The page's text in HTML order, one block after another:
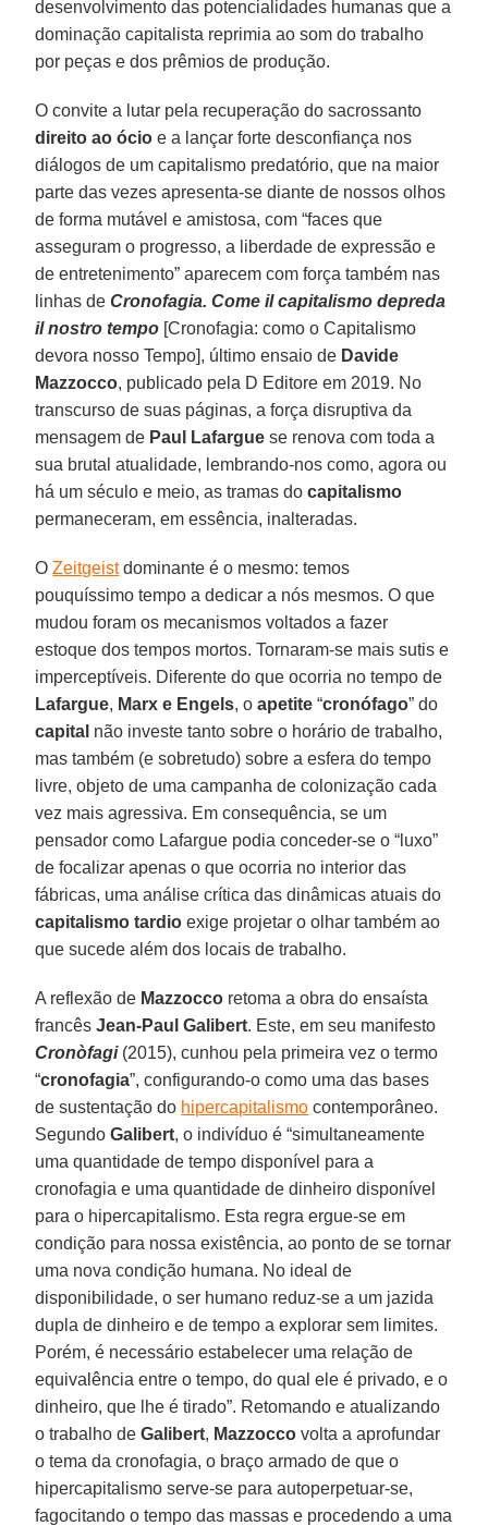
desenvolvimento das potencialidades humanas que a
dominação capitalista reprimia ao som do trabalho
por peças e dos prêmios de produção.
O convite a lutar pela recuperação do sacrossanto
direito ao ócio e a lançar forte desconfiança nos
diálogos de um capitalismo predatório, que na maior
parte das vezes apresenta-se diante de nossos olhos
de forma mutável e amistosa, com “faces que
asseguram o progresso, a liberdade de expressão e
de entretenimento” aparecem com força também nas
linhas deCronofagia. Come il capitalismo depreda
il nostro tempo [Cronofagia: como o Capitalismo
devora nosso Tempo], último ensaio de Davide
Mazzocco, publicado pela D Editore em 2019. No
transcurso de suas páginas, a força disruptiva da
mensagem de Paul Lafargue se renova com toda a
sua brutal atualidade, lembrando-nos como, agora ou
há um século e meio, as tramas docapitalismo
permaneceram, em essência, inalteradas.
OZeitgeistdominante é o mesmo: temos
pouquíssimo tempo a dedicar a nós mesmos. O que
mudou foram os mecanismos voltados a fazer
estoque dos tempos mortos. Tornaram-se mais sutis e
imperceptíveis. Diferente do que ocorria no tempo de
Lafargue, Marx e Engels, oapetite “cronófago” do
capital não investe tanto sobre o horário de trabalho,
mas também (e sobretudo) sobre a esfera do tempo
livre, objeto de uma campanha de colonização cada
vez mais agressiva. Em consequência, se um
pensador como Lafargue podia conceder-se o “luxo”
de focalizar apenas o que ocorria no interior das
fábricas, uma análise crítica das dinâmicas atuais do
capitalismo tardio exige projetar o olhar também ao
que sucede além dos locais de trabalho.
A reflexão de Mazzocco retoma a obra do ensaísta
francêsJean-Paul Galibert. Este, em seu manifesto
Cronòfagi (2015), cunhou pela primeira vez o termo
“cronofagia”, configurando-o como uma das bases
de sustentação do hipercapitalismo contemporâneo.
SegundoGalibert, o indivíduo é “simultaneamente
uma quantidade de tempo disponível para a
cronofagia e uma quantidade de dinheiro disponível
para o hipercapitalismo. Esta regra ergue-se em
condição para nossa existência, ao ponto de se tornar
uma nova condição humana. No ideal de
disponibilidade, o ser humano reduz-se a um jazida
dupla de dinheiro e de tempo a explorar sem limites.
Porém, é necessário estabelecer uma relação de
equivalência entre o tempo, do qual ele é privado, e o
dinheiro, que lhe é tirado”. Retomando e atualizando
o trabalho deGalibert, Mazzocco volta a aprofundar
o tema da cronofagia, o braço armado de que o
hipercapitalismo serve-se para autoperpetuar-se,
fagocitando o tempo das massas e procedendo a uma